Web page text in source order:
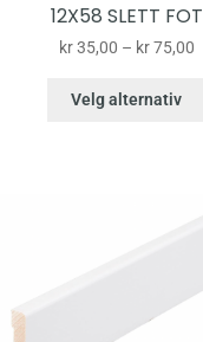
12X58 SLETT FOT
kr35,00 – kr75,00
Velg alternativ